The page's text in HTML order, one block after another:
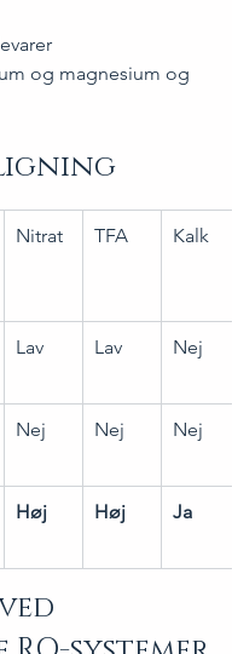
og magnesium og
Nitrat TFA Kalk
Lav Lav Nej
Nej Nej Nej
Høj Høj Ja